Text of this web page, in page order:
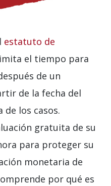
estatuto de
el tiempo para
de un
de la fecha del
de los casos.
gratuita de su
para proteger su
monetaria de
por qué es